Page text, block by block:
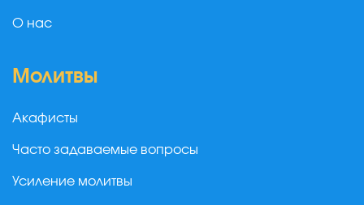
О нас
Молитвы
Акафисты
Часто задаваемые вопросы
Усиление молитвы